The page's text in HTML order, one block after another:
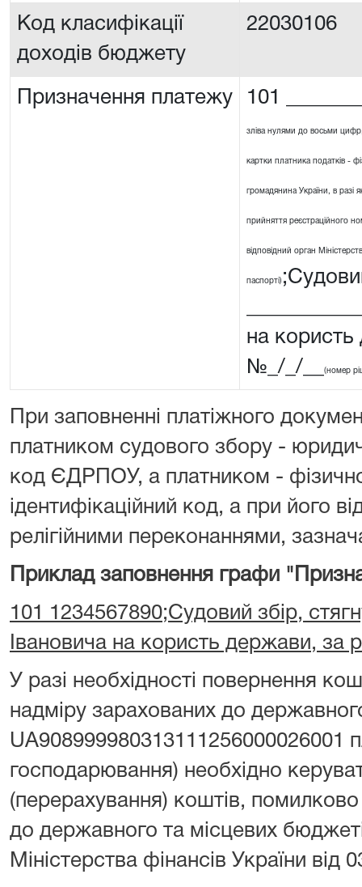
Код класифікації
доходів бюджету
22030106
Призначення платежу 101
зліва нулями до восьми
картки платника податків -
громадянина України, в разі
прийняття реєстраційного
відповідний орган
паспорті)
на
№_/_/__
(номер
При заповненні платіжного
платником судового збору -
код ЄДРПОУ, а платником -
ідентифікаційний код, а при його
релігійними переконаннями,
Приклад заповнення графи
101 1234567890;Судовий збір,
Івановича на користь держави,
У разі необхідності повернення
надміру зарахованих до
UA908999980313111256000026001
господарювання) необхідно
(перерахування) коштів,
до державного та місцевих
Міністерства фінансів України